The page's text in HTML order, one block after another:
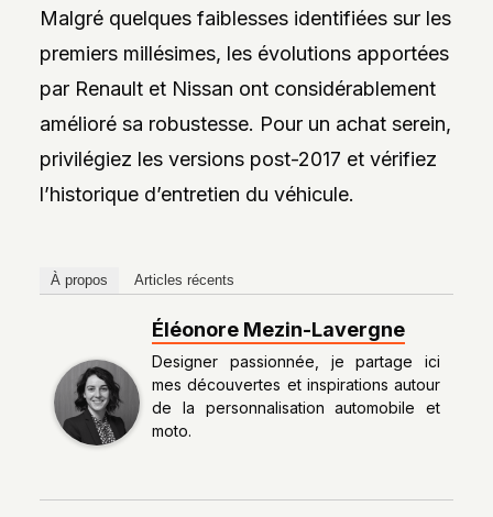
Malgré quelques faiblesses identifiées sur les
premiers millésimes, les évolutions apportées
par Renault et Nissan ont considérablement
amélioré sa robustesse. Pour un achat serein,
privilégiez les versions post-2017 et vérifiez
l’historique d’entretien du véhicule.
À propos Articles récents
Éléonore Mezin-Lavergne
Designer passionnée, je partage ici
mes découvertes et inspirations autour
de la personnalisation automobile et
moto.